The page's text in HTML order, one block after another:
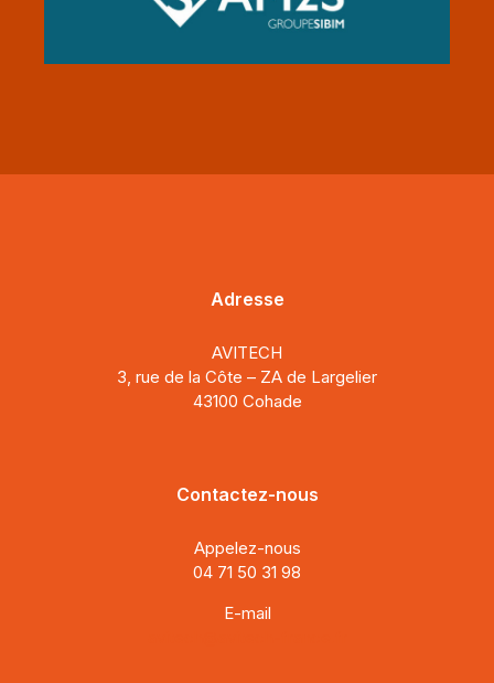
Adresse
AVITECH
3, rue de la Côte – ZA de Largelier
43100 Cohade
Contactez-nous
Appelez-nous
04 71 50 31 98
E-mail